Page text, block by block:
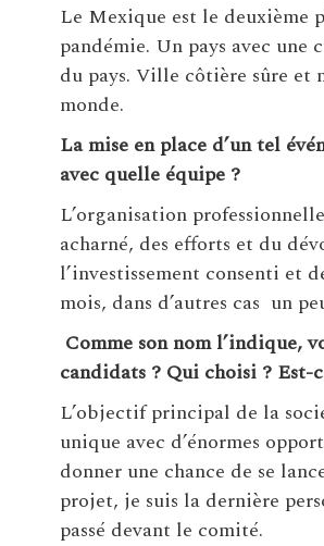
Le Mexique est le deuxième
pandémie. Un pays avec
du pays. Ville côtière sûre et
monde.
La mise en place d’un tel
avec quelle équipe ?
L’organisation
acharné, des efforts et du
l’investissement consenti et
mois, dans d’autres cas un
Comme son nom l’indique,
candidats ? Qui choisi ? Est-
L’objectif principal de la
unique avec d’énormes
donner une chance de se
projet, je suis la dernière
passé devant le comité.